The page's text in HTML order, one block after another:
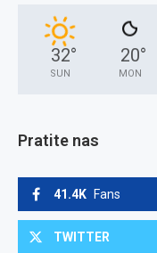
32°
SUN
20°
MON
Pratite nas
41.4K Fans
TWITTER